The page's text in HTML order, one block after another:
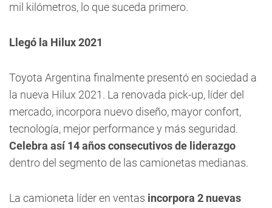
mil kilómetros, lo que suceda primero.
Llegó la Hilux 2021
Toyota Argentina finalmente presentó en sociedad a
la nueva Hilux 2021. La renovada pick-up, líder del
mercado, incorpora nuevo diseño, mayor confort,
tecnología, mejor performance y más seguridad.
Celebra así 14 años consecutivos de liderazgo
dentro del segmento de las camionetas medianas.
La camioneta líder en ventas incorpora 2 nuevas